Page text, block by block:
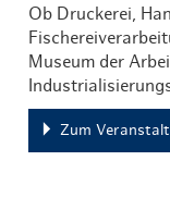
Ob Druckerei,
Museum der
Zum